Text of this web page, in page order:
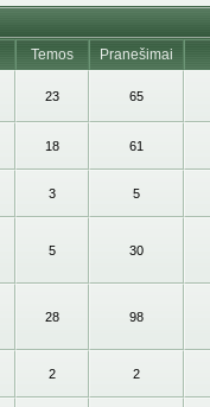
Temos Pranešimai
23 65
18 61
3 5
5 30
28 98
2 2